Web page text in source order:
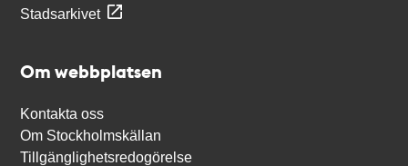
Stadsarkivet
Om webbplatsen
Kontakta oss
Om Stockholmskällan
Tillgänglighetsredogörelse